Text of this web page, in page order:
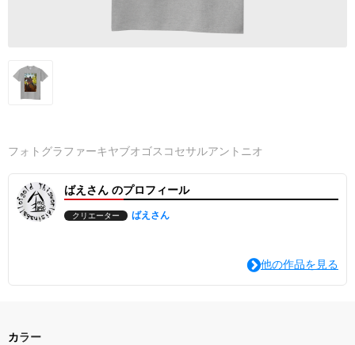
フォトグラファーキヤブオゴスコセサルアントニオ
ばえさん のプロフィール
クリエーター ばえさん
他の作品を見る
カラー